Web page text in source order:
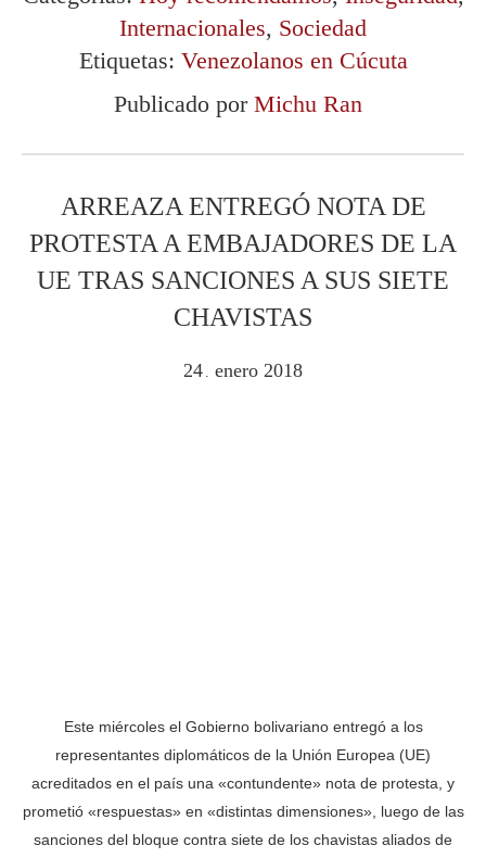
Internacionales, Sociedad
Etiquetas: Venezolanos en Cúcuta
Publicado por Michu Ran
ARREAZA ENTREGÓ NOTA DE
PROTESTA A EMBAJADORES DE LA
UE TRAS SANCIONES A SUS SIETE
CHAVISTAS
24 . enero 2018
Este miércoles el Gobierno bolivariano entregó a los
representantes diplomáticos de la Unión Europea (UE)
acreditados en el país una «contundente» nota de protesta, y
prometió «respuestas» en «distintas dimensiones», luego de las
sanciones del bloque contra siete de los chavistas aliados de